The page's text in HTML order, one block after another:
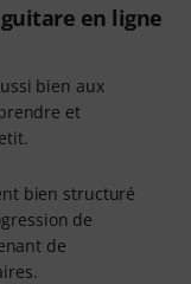
guitare en ligne
bien aux
et
bien structuré
de
de